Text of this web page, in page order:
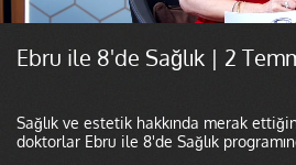
Ebru ile 8'de Sağlık | 2
Sağlık ve estetik hakkında merak
doktorlar Ebru ile 8'de Sağlık